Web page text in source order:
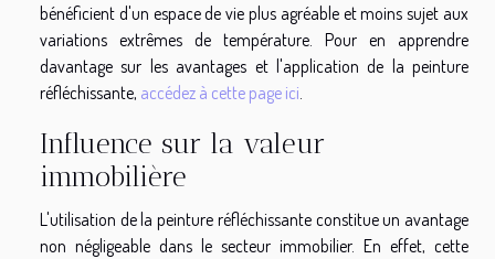
bénéficient d'un espace de vie plus agréable et moins sujet aux
variations extrêmes de température. Pour en apprendre
davantage sur les avantages et l'application de la peinture
réfléchissante, accédez à cette page ici
Influence sur la valeur
immobilière
L'utilisation de la peinture réfléchissante constitue un avantage
non négligeable dans le secteur immobilier. En effet, cette